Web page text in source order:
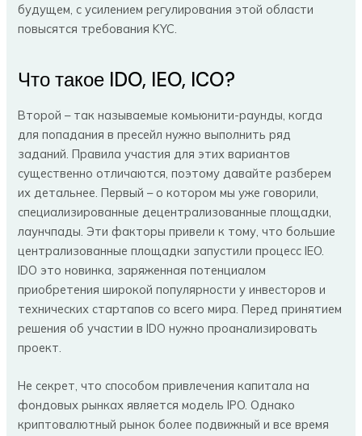
будущем, с усилением регулирования этой области
повысятся требования KYC.
Что такое IDO, IEO, ICO?
Второй – так называемые комьюнити-раунды, когда
для попадания в пресейл нужно выполнить ряд
заданий. Правила участия для этих вариантов
существенно отличаются, поэтому давайте разберем
их детальнее. Первый – о котором мы уже говорили,
специализированные децентрализованные площадки,
лаунчпады. Эти факторы привели к тому, что большие
централизованные площадки запустили процесс IEO.
IDO это новинка, заряженная потенциалом
приобретения широкой популярности у инвесторов и
технических стартапов со всего мира. Перед принятием
решения об участии в IDO нужно проанализировать
проект.
Не секрет, что способом привлечения капитала на
фондовых рынках является модель IPO. Однако
криптовалютный рынок более подвижный и все время